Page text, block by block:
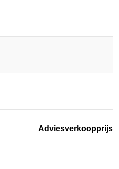
Adviesverkoopprijs